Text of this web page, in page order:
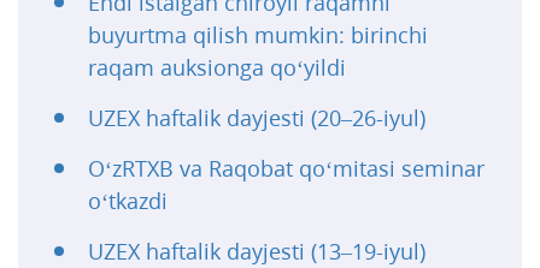
buyurtma qilish mumkin: birinchi
raqam auksionga qo‘yildi
UZEX haftalik dayjesti (20–26-iyul)
O‘zRTXB va Raqobat qo‘mitasi seminar
o‘tkazdi
UZEX haftalik dayjesti (13–19-iyul)